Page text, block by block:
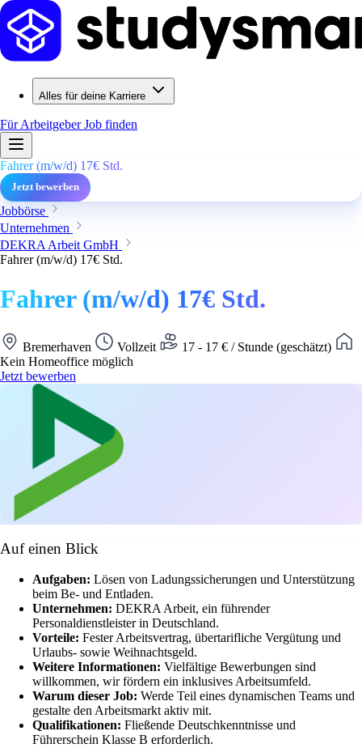
Alles für deine Karriere
Für ArbeitgeberJob finden
Fahrer (m/w/d) 17€ Std.
Jetzt bewerben
Jobbörse
Unternehmen
DEKRA Arbeit GmbH
Fahrer (m/w/d) 17€ Std.
Fahrer (m/w/d) 17€ Std.
Bremerhaven Vollzeit
17 - 17 € / Stunde (geschätzt)
Kein Homeoffice möglich
Jetzt bewerben
Auf einen Blick
Aufgaben: Lösen von Ladungssicherungen und Unterstützung
beim Be- und Entladen.
Unternehmen: DEKRA Arbeit, ein führender
Personaldienstleister in Deutschland.
Vorteile: Fester Arbeitsvertrag, übertarifliche Vergütung und
Urlaubs- sowie Weihnachtsgeld.
Weitere Informationen: Vielfältige Bewerbungen sind
willkommen, wir fördern ein inklusives Arbeitsumfeld.
Warum dieser Job: Werde Teil eines dynamischen Teams und
gestalte den Arbeitsmarkt aktiv mit.
Qualifikationen: Fließende Deutschkenntnisse und
Führerschein Klasse B erforderlich.